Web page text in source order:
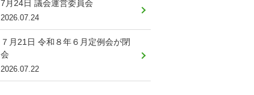
7月24日 議会運営委員会
2026.07.24
７月21日 令和８年６月定例会が閉
会
2026.07.22